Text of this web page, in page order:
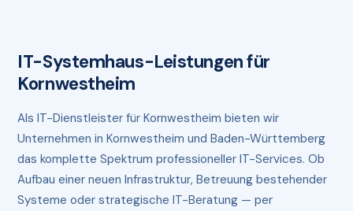
IT-Systemhaus-Leistungen für
Kornwestheim
Als IT-Dienstleister für Kornwestheim bieten wir
Unternehmen in Kornwestheim und Baden-Württemberg
das komplette Spektrum professioneller IT-Services. Ob
Aufbau einer neuen Infrastruktur, Betreuung bestehender
Systeme oder strategische IT-Beratung — per